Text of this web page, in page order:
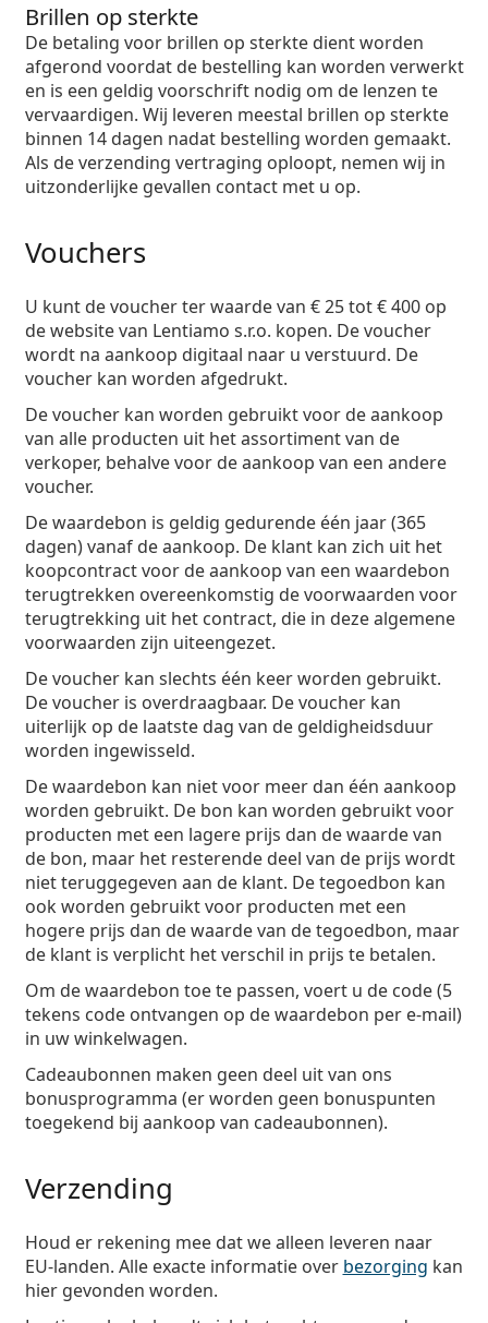
Brillen op sterkte
De betaling voor brillen op sterkte dient worden
afgerond voordat de bestelling kan worden verwerkt
en is een geldig voorschrift nodig om de lenzen te
vervaardigen. Wij leveren meestal brillen op sterkte
binnen 14 dagen nadat bestelling worden gemaakt.
Als de verzending vertraging oploopt, nemen wij in
uitzonderlijke gevallen contact met u op.
Vouchers
U kunt de voucher ter waarde van € 25 tot € 400 op
de website van Lentiamo s.r.o. kopen. De voucher
wordt na aankoop digitaal naar u verstuurd. De
voucher kan worden afgedrukt.
De voucher kan worden gebruikt voor de aankoop
van alle producten uit het assortiment van de
verkoper, behalve voor de aankoop van een andere
voucher.
De waardebon is geldig gedurende één jaar (365
dagen) vanaf de aankoop. De klant kan zich uit het
koopcontract voor de aankoop van een waardebon
terugtrekken overeenkomstig de voorwaarden voor
terugtrekking uit het contract, die in deze algemene
voorwaarden zijn uiteengezet.
De voucher kan slechts één keer worden gebruikt.
De voucher is overdraagbaar. De voucher kan
uiterlijk op de laatste dag van de geldigheidsduur
worden ingewisseld.
De waardebon kan niet voor meer dan één aankoop
worden gebruikt. De bon kan worden gebruikt voor
producten met een lagere prijs dan de waarde van
de bon, maar het resterende deel van de prijs wordt
niet teruggegeven aan de klant. De tegoedbon kan
ook worden gebruikt voor producten met een
hogere prijs dan de waarde van de tegoedbon, maar
de klant is verplicht het verschil in prijs te betalen.
Om de waardebon toe te passen, voert u de code (5
tekens code ontvangen op de waardebon per e-mail)
in uw winkelwagen.
Cadeaubonnen maken geen deel uit van ons
bonusprogramma (er worden geen bonuspunten
toegekend bij aankoop van cadeaubonnen).
Verzending
Houd er rekening mee dat we alleen leveren naar
EU-landen. Alle exacte informatie over bezorging kan
hier gevonden worden.